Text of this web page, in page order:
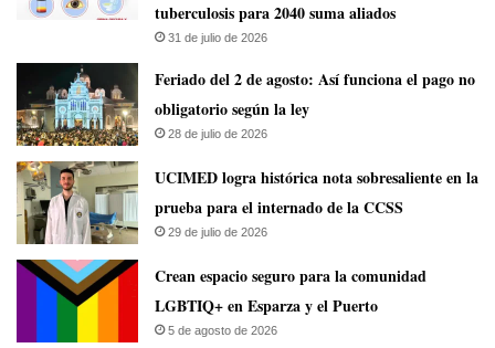
tuberculosis para 2040 suma aliados
31 de julio de 2026
Feriado del 2 de agosto: Así funciona el pago no
obligatorio según la ley
28 de julio de 2026
UCIMED logra histórica nota sobresaliente en la
prueba para el internado de la CCSS
29 de julio de 2026
Crean espacio seguro para la comunidad
LGBTIQ+ en Esparza y el Puerto
5 de agosto de 2026